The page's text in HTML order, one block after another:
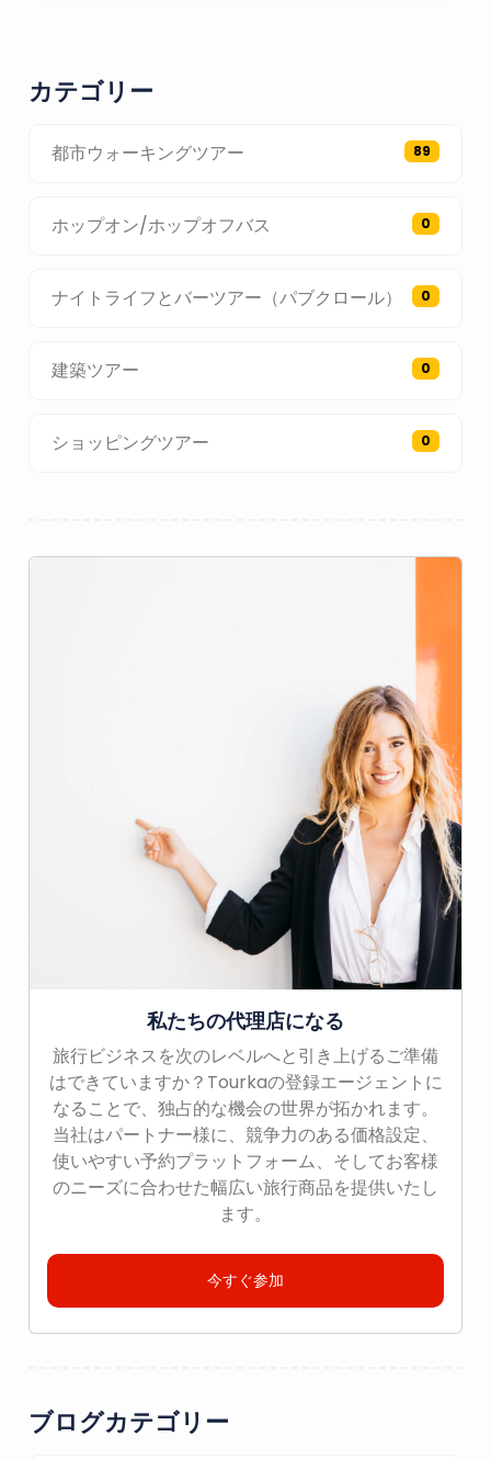
カテゴリー
都市ウォーキングツアー 89
ホップオン/ホップオフバス 0
ナイトライフとバーツアー（パブクロール） 0
建築ツアー 0
ショッピングツアー 0
私たちの代理店になる
旅行ビジネスを次のレベルへと引き上げるご準備
はできていますか？Tourkaの登録エージェントに
なることで、独占的な機会の世界が拓かれます。
当社はパートナー様に、競争力のある価格設定、
使いやすい予約プラットフォーム、そしてお客様
のニーズに合わせた幅広い旅行商品を提供いたし
ます。
今すぐ参加
ブログカテゴリー